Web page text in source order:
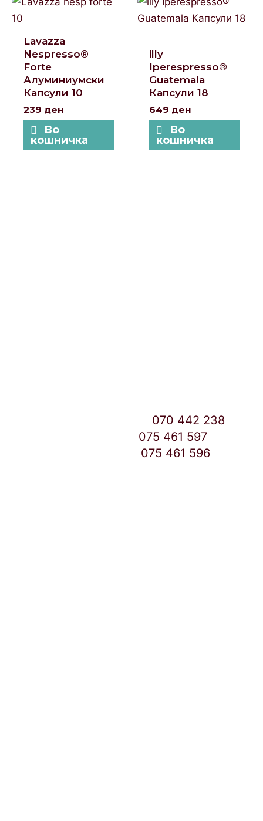
Lavazza
Nespresso®
Forte
Алуминиумски
Капсули 10
239 ден
Во
кошничка
illy
Iperespresso®
Guatemala
Капсули 18
649 ден
Во
кошничка
070 442 238
075 461 597
075 461 596